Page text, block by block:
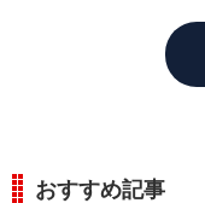
おすすめ記事